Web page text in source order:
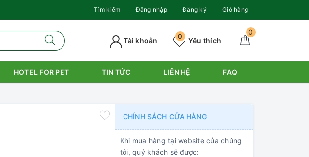
Tìm kiếm Đăng nhập Đăng ký Giỏ hàng
0
Yêu thích
0
Tài khoản
HOTEL FOR PET TIN TỨC LIÊN HỆ FAQ
CHÍNH SÁCH CỬA HÀNG
Khi mua hàng tại website của chúng
tôi, quý khách sẽ được: